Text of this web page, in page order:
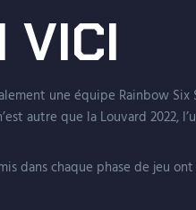
VICI
une équipe Rainbow
autre que la Louvard 2022,
dans chaque phase de jeu